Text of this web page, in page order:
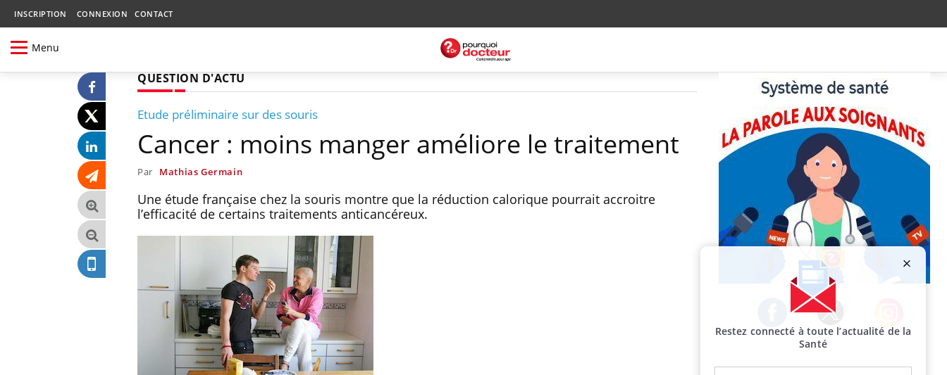
INSCRIPTION CONNEXION CONTACT
Menu
QUESTION D'ACTU
Etude préliminaire sur des souris
Cancer : moins manger améliore le traitement
Par Mathias Germain
Une étude française chez la souris montre que la réduction calorique pourrait accroitre
l’efficacité de certains traitements anticancéreux.
Facebook Twitter Instagram
Restez connecté à toute l’actualité de la
Santé